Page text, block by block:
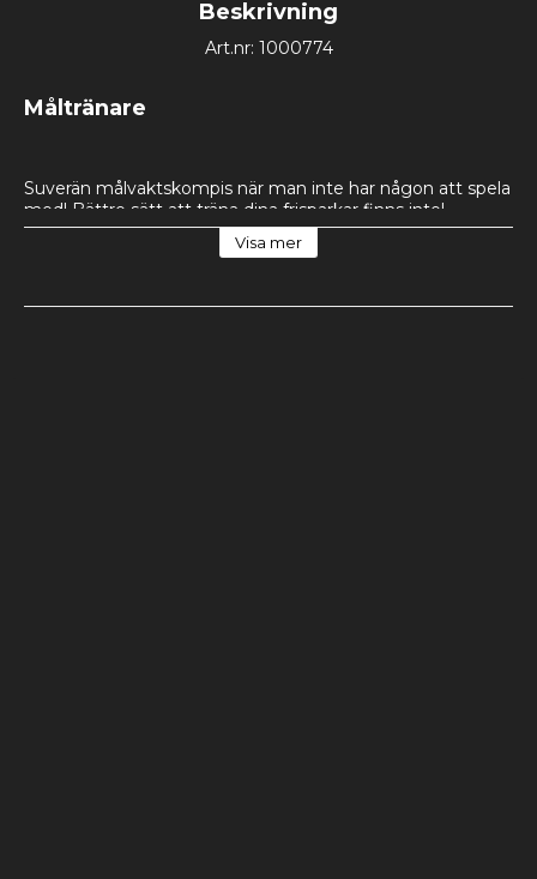
Beskrivning
Art.nr: 1000774
Måltränare
Suverän målvaktskompis när man inte har någon att spela
med! Bättre sätt att träna dina frisparkar finns inte!
Slitstarkt nylontyg och 5st fästpinnar för att fästa tyget i
marken. Passar fotbollsmål på 3 x 2 meter.
Visa mer